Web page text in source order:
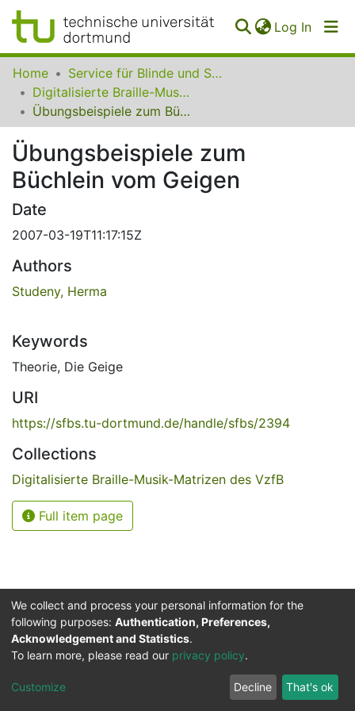
Log In
Communities
Collections
All of SfBS
FAQ
Home
Service für Blinde und Sehbehinderte der UB Dortmund
Digitalisierte Braille-Musik-Matrizen des VzfB
Übungsbeispiele zum Büchlein vom Geigen
Übungsbeispiele zum
Büchlein vom Geigen
Date
2007-03-19T11:17:15Z
Authors
Studeny, Herma
Keywords
Theorie, Die Geige
URI
https://sfbs.tu-dortmund.de/handle/sfbs/2394
Collections
Digitalisierte Braille-Musik-Matrizen des VzfB
Full item page
Service for the Blind and Visually Impaired
ITMC
Cookie
Privacy
policy
Feedback
We collect and process your personal information for the
following purposes: Authentication, Preferences,
Acknowledgement and Statistics.
To learn more, please read our privacy policy.
Customize Decline That's ok